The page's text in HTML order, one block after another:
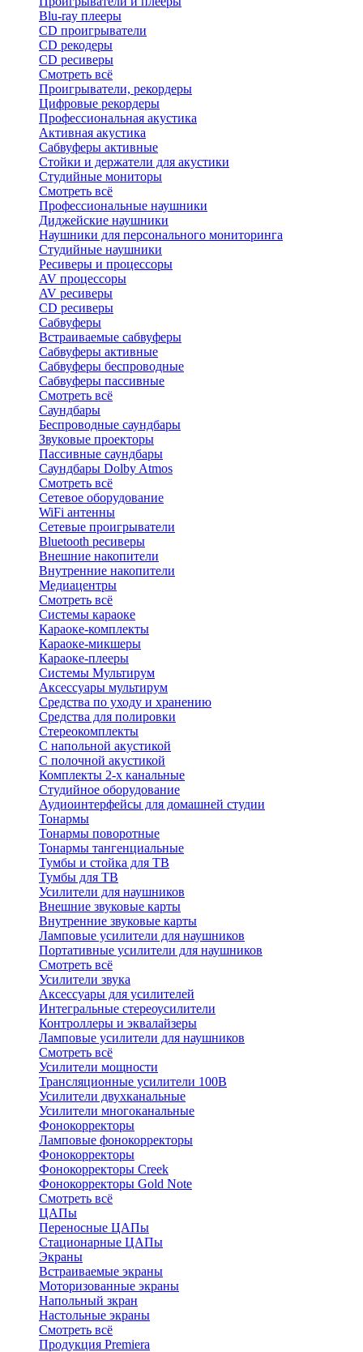
Blu-ray плееры
CD проигрыватели
CD рекодеры
CD ресиверы
Смотреть всё
Проигрыватели, рекордеры
Цифровые рекордеры
Профессиональная акустика
Активная акустика
Сабвуферы активные
Стойки и держатели для акустики
Студийные мониторы
Смотреть всё
Профессиональные наушники
Диджейские наушники
Наушники для персонального мониторинга
Студийные наушники
Ресиверы и процессоры
AV процессоры
AV ресиверы
CD ресиверы
Сабвуферы
Встраиваемые сабвуферы
Сабвуферы активные
Сабвуферы беспроводные
Сабвуферы пассивные
Смотреть всё
Саундбары
Беспроводные саундбары
Звуковые проекторы
Пассивные саундбары
Саундбары Dolby Atmos
Смотреть всё
Сетевое оборудование
WiFi антенны
Сетевые проигрыватели
Bluetooth ресиверы
Внешние накопители
Внутренние накопители
Медиацентры
Смотреть всё
Системы караоке
Караоке-комплекты
Караоке-микшеры
Караоке-плееры
Системы Мультирум
Аксессуары мультирум
Средства по уходу и хранению
Средства для полировки
Стереокомплекты
C напольной акустикой
C полочной акустикой
Комплекты 2-х канальные
Студийное оборудование
Аудиоинтерфейсы для домашней студии
Тонармы
Тонармы поворотные
Тонармы тангенциальные
Тумбы и стойка для ТВ
Тумбы для ТВ
Усилители для наушников
Внешние звуковые карты
Внутренние звуковые карты
Ламповые усилители для наушников
Портативные усилители для наушников
Смотреть всё
Усилители звука
Аксессуары для усилителей
Интегральные стереоусилители
Контроллеры и эквалайзеры
Ламповые усилители для наушников
Смотреть всё
Усилители мощности
Трансляционные усилители 100В
Усилители двухканальные
Усилители многоканальные
Фонокорректоры
Ламповые фонокорректоры
Фонокорректоры
Фонокорректоры Creek
Фонокорректоры Gold Note
Смотреть всё
ЦАПы
Переносные ЦАПы
Стационарные ЦАПы
Экраны
Встраиваемые экраны
Моторизованные экраны
Напольный зкран
Настольные экраны
Смотреть всё
Продукция Premiera